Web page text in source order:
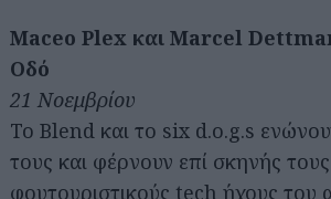
Maceo Plex και Marcel
Οδό
21 Νοεμβρίου
Το Blend και το six d.o.g.s
τους και φέρνουν επί σκηνής τους
φουτουριστικούς tech ήχους του